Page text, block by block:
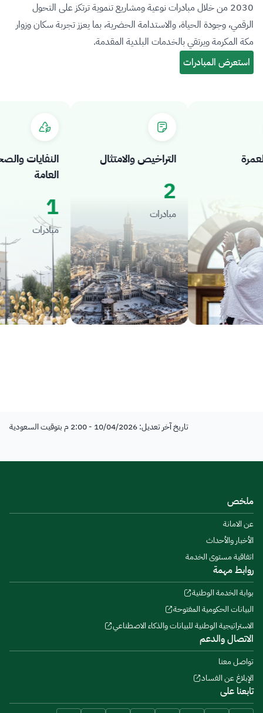
2030 من خلال مبادرات نوعية ومشاريع تنموية ترتكز على التحول
الرقمي، وجودة الحياة، والاستدامة الحضرية، بما يعزز تجربة سكان وزوار
مكة المكرمة ويرتقي بالخدمات البلدية المقدمة.
النفايات والصحة
العامة
1
مبادرات
التراخيص والامتثال
مبادرات
تاريخ آخر تعديل: 10/04/2026 - 2:00 م بتوقيت السعودية
ملخص
عن الامانة
الأخبار والأحداث
اتفاقية مستوى الخدمة
روابط مهمة
بوابة الخدمة الوطنية
البيانات الحكومية المفتوحة
الاستراتيجية الوطنية للبيانات والذكاء الاصطناعي
الاتصال والدعم
تواصل معنا
الإبلاغ عن الفساد
تابعنا على